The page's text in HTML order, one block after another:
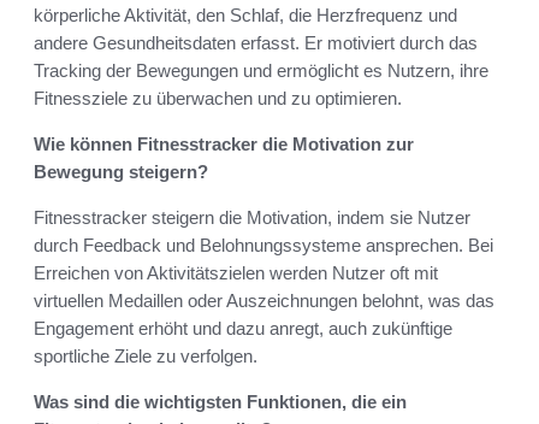
körperliche Aktivität, den Schlaf, die Herzfrequenz und
andere Gesundheitsdaten erfasst. Er motiviert durch das
Tracking der Bewegungen und ermöglicht es Nutzern, ihre
Fitnessziele zu überwachen und zu optimieren.
Wie können Fitnesstracker die Motivation zur
Bewegung steigern?
Fitnesstracker steigern die Motivation, indem sie Nutzer
durch Feedback und Belohnungssysteme ansprechen. Bei
Erreichen von Aktivitätszielen werden Nutzer oft mit
virtuellen Medaillen oder Auszeichnungen belohnt, was das
Engagement erhöht und dazu anregt, auch zukünftige
sportliche Ziele zu verfolgen.
Was sind die wichtigsten Funktionen, die ein